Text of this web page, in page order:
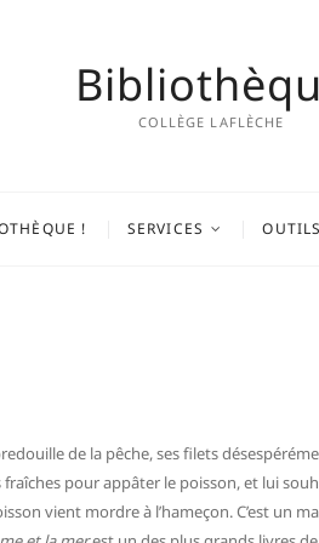
COLLÈGE LAFLÈCHE
! SERVICES
de la pêche, ses filets
pour appâter le poisson, et lui
vient mordre à l’hameçon. C’est un